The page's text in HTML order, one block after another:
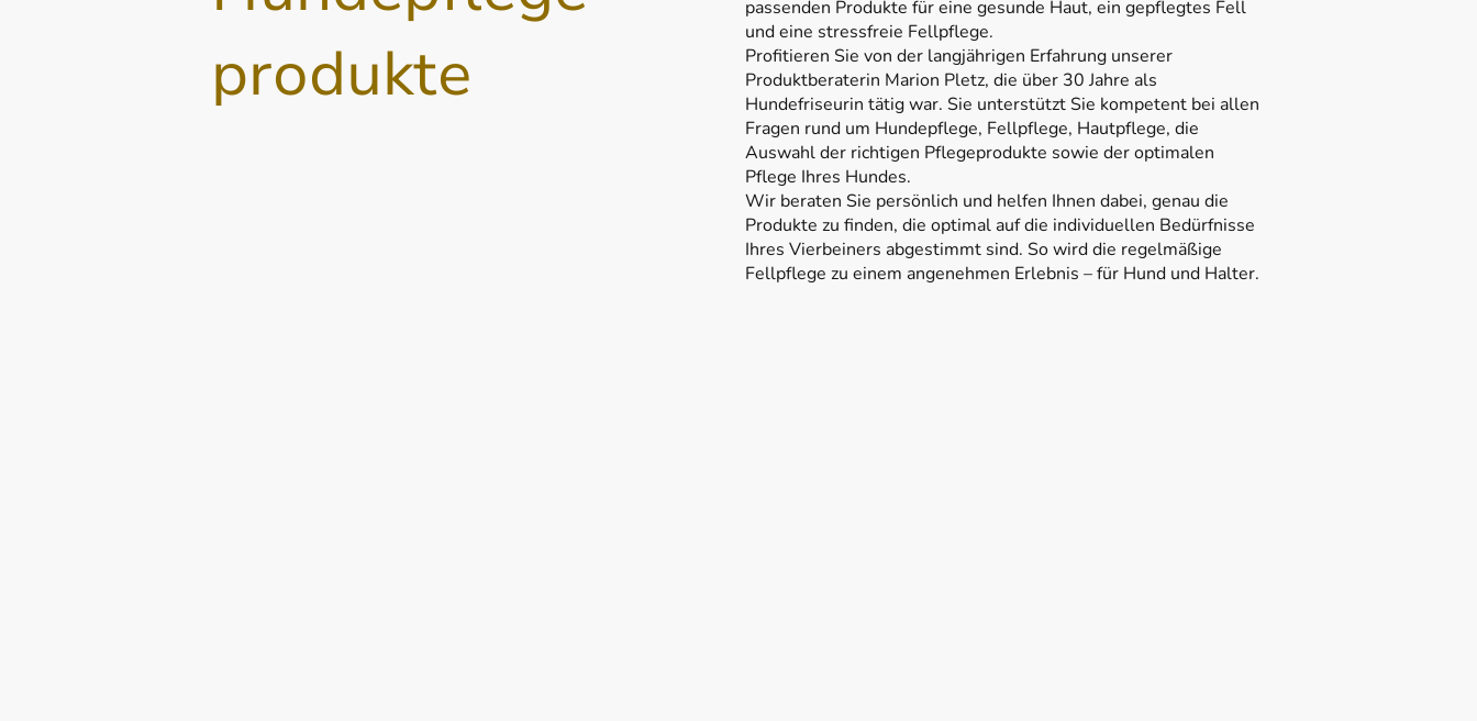
passenden Produkte für eine gesunde Haut, ein gepflegtes Fell
und eine stressfreie Fellpflege.
Profitieren Sie von der langjährigen Erfahrung unserer
Produktberaterin Marion Pletz, die über 30 Jahre als
Hundefriseurin tätig war. Sie unterstützt Sie kompetent bei allen
Fragen rund um Hundepflege, Fellpflege, Hautpflege, die
Auswahl der richtigen Pflegeprodukte sowie der optimalen
Pflege Ihres Hundes.
Wir beraten Sie persönlich und helfen Ihnen dabei, genau die
Produkte zu finden, die optimal auf die individuellen Bedürfnisse
Ihres Vierbeiners abgestimmt sind. So wird die regelmäßige
Fellpflege zu einem angenehmen Erlebnis – für Hund und Halter.
produkte